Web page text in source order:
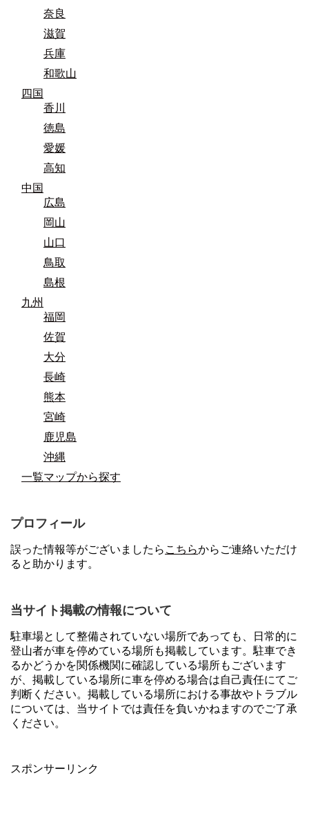
奈良
滋賀
兵庫
和歌山
四国
香川
徳島
愛媛
高知
中国
広島
岡山
山口
鳥取
島根
九州
福岡
佐賀
大分
長崎
熊本
宮崎
鹿児島
沖縄
一覧マップから探す
プロフィール
誤った情報等がございましたら こちらからご連絡いただけ
ると助かります。
当サイト掲載の情報について
駐車場として整備されていない場所であっても、日常的に
登山者が車を停めている場所も掲載しています。駐車でき
るかどうかを関係機関に確認している場所もございます
が、掲載している場所に車を停める場合は自己責任にてご
判断ください。掲載している場所における事故やトラブル
については、当サイトでは責任を負いかねますのでご了承
ください。
スポンサーリンク